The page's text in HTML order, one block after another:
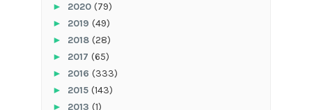
► 2020 (79)
► 2019 (49)
► 2018 (28)
► 2017 (65)
► 2016 (333)
► 2015 (143)
► 2013 (1)